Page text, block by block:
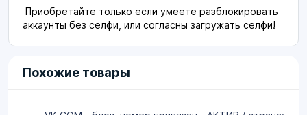
Приобретайте только если умеете разблокировать
аккаунты без селфи, или согласны загружать селфи!
Похожие товары